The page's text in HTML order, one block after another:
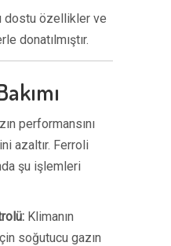
dostu özellikler ve
donatılmıştır.
performansını
azaltır. Ferroli
şu işlemleri
Klimanın
soğutucu gazın